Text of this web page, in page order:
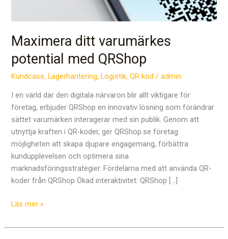
Maximera ditt varumärkes
potential med QRShop
Kundcase,Lagerhantering,Logistik,QR kod /admin
I en värld där den digitala närvaron blir allt viktigare för
företag, erbjuder QRShop en innovativ lösning som förändrar
sättet varumärken interagerar med sin publik. Genom att
utnyttja kraften i QR-koder, ger QRShop.se företag
möjligheten att skapa djupare engagemang, förbättra
kundupplevelsen och optimera sina
marknadsföringsstrategier. Fördelarna med att använda QR-
koder från QRShop Ökad interaktivitet: QRShop […]
Läs mer »